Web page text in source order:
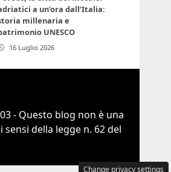
a un’ora dall’Italia:
millenaria e
UNESCO
16 Luglio 2026
- Questo blog non è una
della legge n. 62 del
Change privacy settings